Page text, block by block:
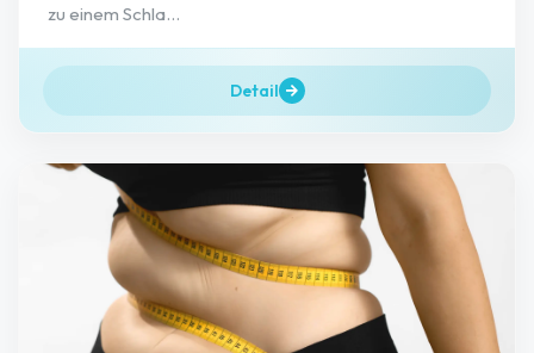
zu einem Schla...
Detail